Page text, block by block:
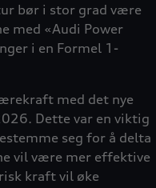
bør i stor grad være
med «Audi Power
i en Formel 1-
med det nye
Dette var en viktig
seg for å delta
vil være mer effektive
kraft vil øke